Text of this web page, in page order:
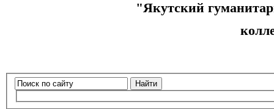
"Якутский
Найти